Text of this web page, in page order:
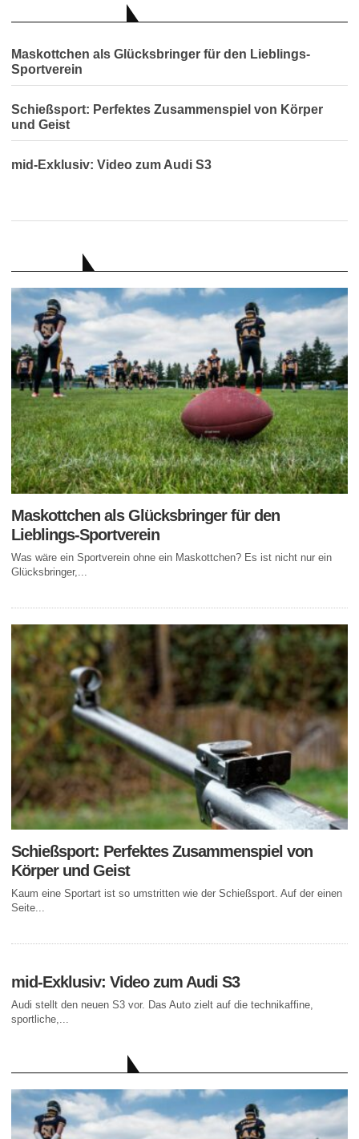
Maskottchen als Glücksbringer für den Lieblings-
Sportverein
Schießsport: Perfektes Zusammenspiel von Körper
und Geist
mid-Exklusiv: Video zum Audi S3
Maskottchen als Glücksbringer für den
Lieblings-Sportverein
Was wäre ein Sportverein ohne ein Maskottchen? Es ist nicht nur ein
Glücksbringer,...
Schießsport: Perfektes Zusammenspiel von
Körper und Geist
Kaum eine Sportart ist so umstritten wie der Schießsport. Auf der einen
Seite...
mid-Exklusiv: Video zum Audi S3
Audi stellt den neuen S3 vor. Das Auto zielt auf die technikaffine,
sportliche,...